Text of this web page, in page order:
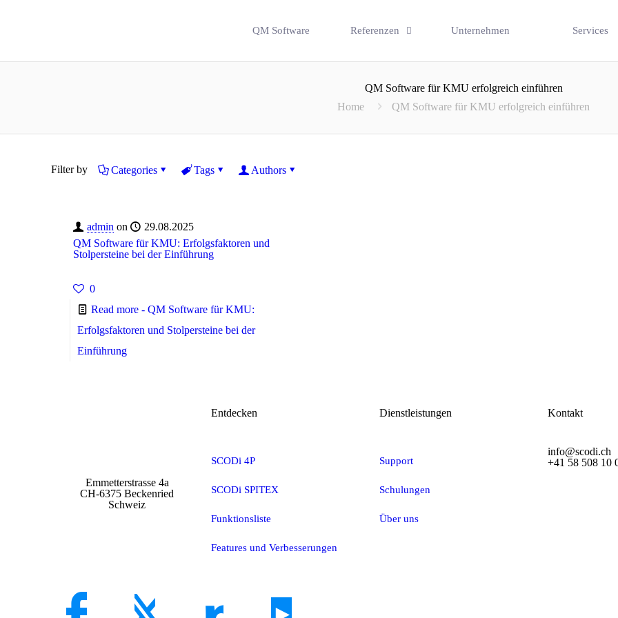
QM Software Referenzen Unternehmen Services
QM Software für KMU erfolgreich einführen
Home
QM Software für KMU erfolgreich einführen
Filter by Categories Tags Authors
admin on
29.08.2025
QM Software für KMU: Erfolgsfaktoren und
Stolpersteine bei der Einführung
0
Read more- QM Software für KMU:
Erfolgsfaktoren und Stolpersteine bei der
Einführung
Emmetterstrasse 4a
CH-6375 Beckenried
Schweiz
Entdecken
SCODi 4P
SCODi SPITEX
Funktionsliste
Features und Verbesserungen
Dienstleistungen
Support
Schulungen
Über uns
Kontakt
info@scodi.ch
+41 58 508 10